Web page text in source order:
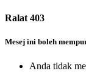
Ralat 403
Mesej ini boleh
Anda tidak